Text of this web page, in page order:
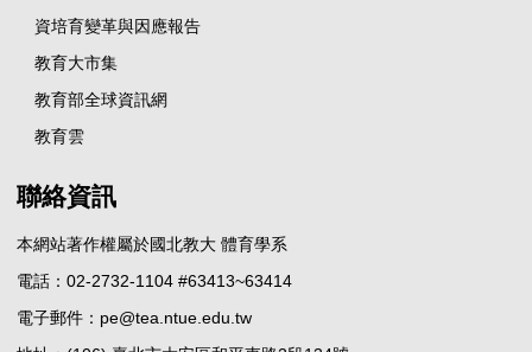
資培育變革與因應報告
教育大市集
教育部全球資訊網
教育雲
聯絡資訊
本網站著作權屬於國北教大 體育學系
電話：02-2732-1104 #63413~63414
電子郵件：pe@tea.ntue.edu.tw